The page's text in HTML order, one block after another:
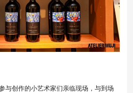
与创作的小艺术家们亲临现场，与到场